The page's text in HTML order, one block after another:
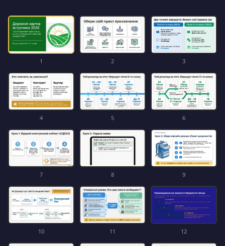
1 2 3
4 5 6
7 8 9
10 11 12